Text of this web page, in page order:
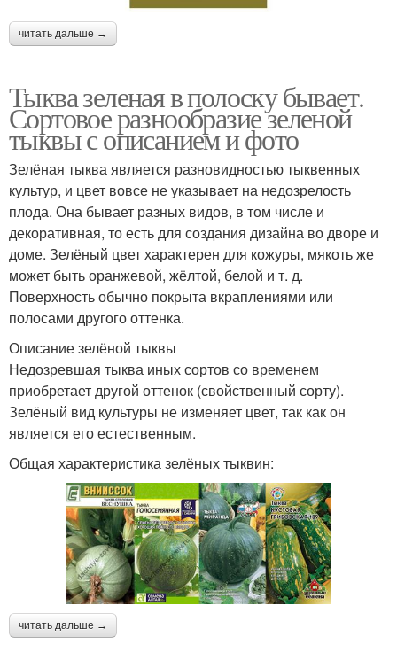
читать дальше →
Тыква зеленая в полоску бывает.
Сортовое разнообразие зеленой
тыквы с описанием и фото
Зелёная тыква является разновидностью тыквенных
культур, и цвет вовсе не указывает на недозрелость
плода. Она бывает разных видов, в том числе и
декоративная, то есть для создания дизайна во дворе и
доме. Зелёный цвет характерен для кожуры, мякоть же
может быть оранжевой, жёлтой, белой и т. д.
Поверхность обычно покрыта вкраплениями или
полосами другого оттенка.
Описание зелёной тыквы
Недозревшая тыква иных сортов со временем
приобретает другой оттенок (свойственный сорту).
Зелёный вид культуры не изменяет цвет, так как он
является его естественным.
Общая характеристика зелёных тыквин:
читать дальше →